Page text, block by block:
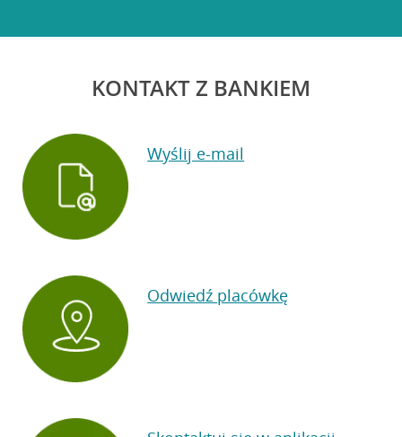
KONTAKT Z BANKIEM
Wyślij e-mail
Odwiedź placówkę